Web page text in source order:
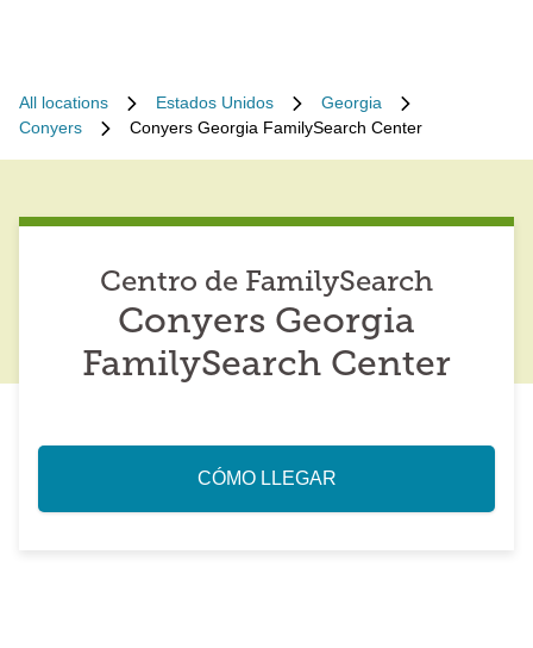
All locations Estados Unidos
Georgia
Conyers
Conyers Georgia FamilySearch Center
Centro de FamilySearch
Conyers Georgia
FamilySearch Center
CÓMO LLEGAR